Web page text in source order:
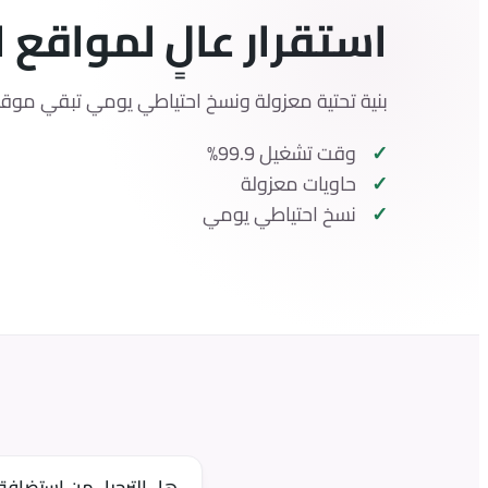
استقرار عالٍ
بنية تحتية معزولة ونسخ احتياطي يومي تبقي
وقت تشغيل 99.9%
حاويات معزولة
نسخ احتياطي يومي